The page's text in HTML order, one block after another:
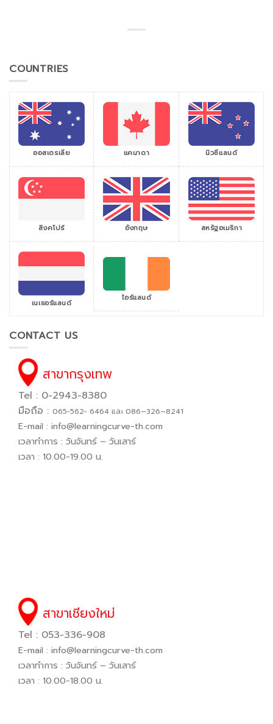
COUNTRIES
ออสเตรเลีย แคนาดา นิวซีแลนด์
สิงคโปร์ อังกฤษ สหรัฐอเมริกา
เนเธอร์แลนด์ ไอร์แลนด์
CONTACT US
สาขากรุงเทพ
Tel : 0-2943-8380
มือถือ : 065−562− 6464 และ 086–326–8241
E-mail : info@learningcurve-th.com
เวลาทำการ : วันจันทร์ – วันเสาร์
เวลา : 10.00-19.00 น.
สาขาเชียงใหม่
Tel : 053-336-908
E-mail : info@learningcurve-th.com
เวลาทำการ : วันจันทร์ – วันเสาร์
เวลา : 10.00-18.00 น.